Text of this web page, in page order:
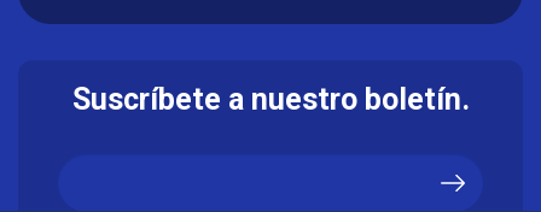
Suscríbete a nuestro boletín.